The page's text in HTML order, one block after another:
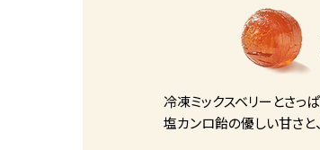
冷凍ミックスベリーとさっ
塩カンロ飴の優しい甘さと